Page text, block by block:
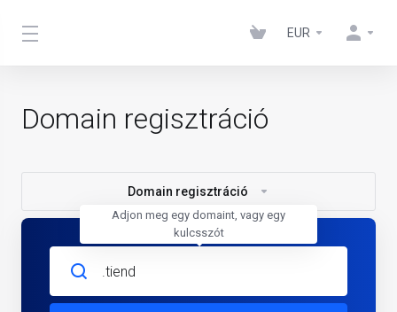
EUR
Domain regisztráció
Domain regisztráció
Adjon meg egy domaint, vagy egy
kulcsszót